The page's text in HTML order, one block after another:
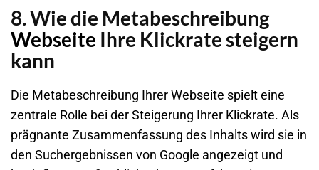
8. Wie die Metabeschreibung
Webseite Ihre Klickrate steigern
kann
Die Metabeschreibung IhrerWebseite spielt eine
zentrale Rolle bei der Steigerung Ihrer Klickrate. Als
prägnante Zusammenfassung des Inhalts wird sie in
den Suchergebnissen von Google angezeigt und